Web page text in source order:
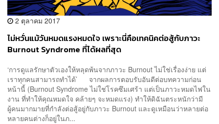
2 ตุลาคม 2017
ไม่หวั่นแม้วันหมดแรงหมดใจ เพราะนี่คือเทคนิคต่อสู้กับภาวะ
Burnout Syndrome ที่ได้ผลที่สุด
‘การดูแลรักษาตัวเองให้หลุดพ้นจากภาวะ Burnout ไม่ใช่เรื่องง่าย แต่
เราทุกคนสามารถทำได้’ จากผลการตอบรับอันดีต่อบทความก่อน
หน้านี้ (Burnout Syndrome ไม่ใช่โรคซึมเศร้า แต่เป็นภาวะหมดไฟใน
งาน ที่ทำให้คุณหมดใจ คล้ายๆ จะหมดแรง) ทำให้ดิฉันตระหนักว่ามี
ผู้คนมากมายที่กำลังต่อสู้อยู่กับภาวะ Burnout และดูเหมือนว่าหลายต่อ
หลายคนต่างก็อยู่ในภ...